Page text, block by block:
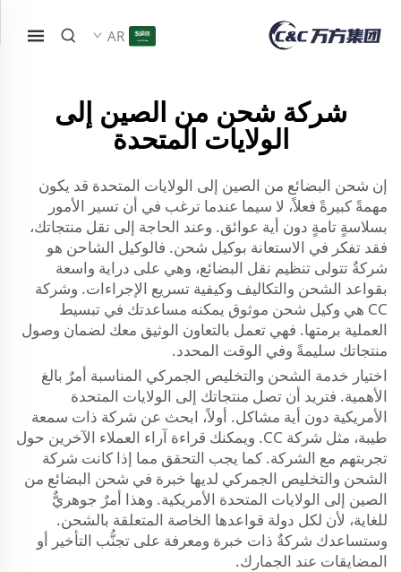
AR
شركة شحن من الصين إلى
الولايات المتحدة
إن شحن البضائع من الصين إلى الولايات المتحدة قد يكون
مهمةً كبيرةً فعلاً، لا سيما عندما ترغب في أن تسير الأمور
بسلاسةٍ تامةٍ دون أية عوائق. وعند الحاجة إلى نقل منتجاتك،
فقد تفكر في الاستعانة بوكيل شحن. فالوكيل الشاحن هو
شركةٌ تتولى تنظيم نقل البضائع، وهي على دراية واسعة
بقواعد الشحن والتكاليف وكيفية تسريع الإجراءات. وشركة
CC هي وكيل شحن موثوق يمكنه مساعدتك في تبسيط
العملية برمتها. فهي تعمل بالتعاون الوثيق معك لضمان وصول
منتجاتك سليمةً وفي الوقت المحدد.
اختيار خدمة الشحن والتخليص الجمركي المناسبة أمرٌ بالغ
الأهمية. فتريد أن تصل منتجاتك إلى الولايات المتحدة
الأمريكية دون أية مشاكل. أولاً، ابحث عن شركة ذات سمعة
طيبة، مثل شركة CC. ويمكنك قراءة آراء العملاء الآخرين حول
تجربتهم مع الشركة. كما يجب التحقق مما إذا كانت شركة
الشحن والتخليص الجمركي لديها خبرة في شحن البضائع من
الصين إلى الولايات المتحدة الأمريكية. وهذا أمرٌ جوهريٌّ
للغاية، لأن لكل دولة قواعدها الخاصة المتعلقة بالشحن.
وستساعدك شركةٌ ذات خبرة ومعرفة على تجنُّب التأخير أو
المضايقات عند الجمارك.